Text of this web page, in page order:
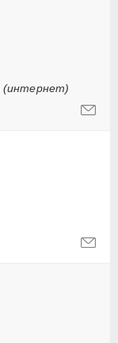
(интернет)